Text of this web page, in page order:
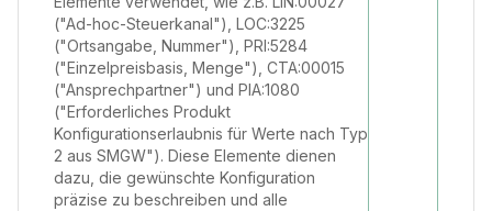
("Ad-hoc-Steuerkanal"), LOC:3225
("Ortsangabe, Nummer"), PRI:5284
("Einzelpreisbasis, Menge"), CTA:00015
("Ansprechpartner") und PIA:1080
("Erforderliches Produkt
Konfigurationserlaubnis für Werte nach Typ
2 aus SMGW"). Diese Elemente dienen
dazu, die gewünschte Konfiguration
präzise zu beschreiben und alle